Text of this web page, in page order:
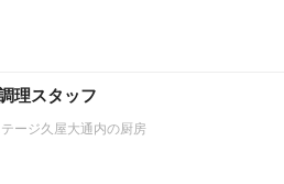
理スタッフ
ージ久屋大通内の厨房